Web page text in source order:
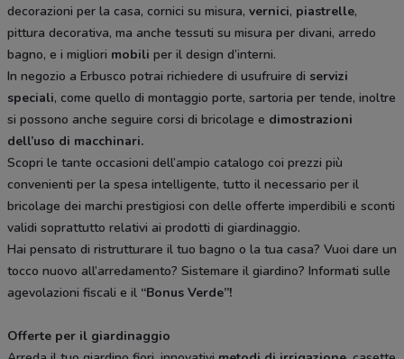
decorazioni per la casa, cornici su misura, vernici, piastrelle,
pittura decorativa, ma anche tessuti su misura per divani, arredo
bagno, e i migliori mobili per il design d’interni.
In negozio a Erbusco potrai richiedere di usufruire di servizi
speciali, come quello di montaggio porte, sartoria per tende, inoltre
si possono anche seguire corsi di bricolage e dimostrazioni
dell’uso di macchinari.
Scopri le tante occasioni dell’ampio catalogo coi prezzi più
convenienti per la spesa intelligente, tutto il necessario per il
bricolage dei marchi prestigiosi con delle offerte imperdibili e sconti
validi soprattutto relativi ai prodotti di giardinaggio.
Hai pensato di ristrutturare il tuo bagno o la tua casa? Vuoi dare un
tocco nuovo all’arredamento? Sistemare il giardino? Informati sulle
agevolazioni fiscali e il “Bonus Verde”!
Offerte per il giardinaggio